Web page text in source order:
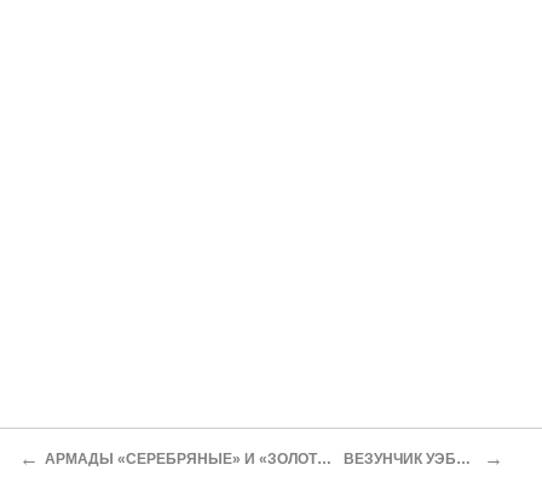
← АРМАДЫ «СЕРЕБРЯНЫЕ» И «ЗОЛОТЫЕ» ВЕЗУНЧИК УЭББЕР →